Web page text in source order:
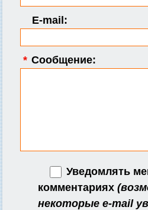
E-mail:
* Сообщение:
Уведомлять
комментариях
некоторые e-mail